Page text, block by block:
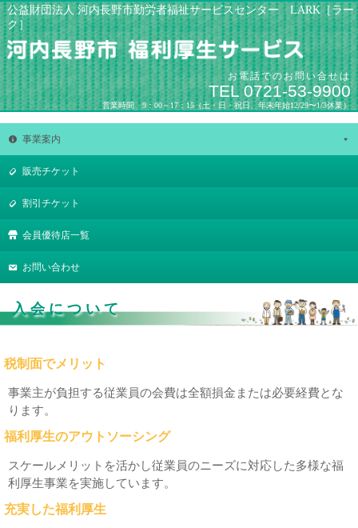
公益財団法人 河内長野市勤労者福祉サービスセンター LARK［ラー
ク］
お電話でのお問い合せは
TEL 0721-53-9900
営業時間 9：00～17：15（土・日・祝日、年末年始12/29〜1/3休業）
事業案内
販売チケット
割引チケット
会員優待店一覧
お問い合わせ
入会について
税制面でメリット
事業主が負担する従業員の会費は全額損金または必要経費とな
ります。
福利厚生のアウトソーシング
スケールメリットを活かし従業員のニーズに対応した多様な福
利厚生事業を実施しています。
充実した福利厚生